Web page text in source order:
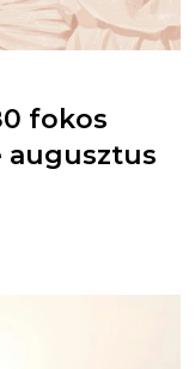
fokos
augusztus